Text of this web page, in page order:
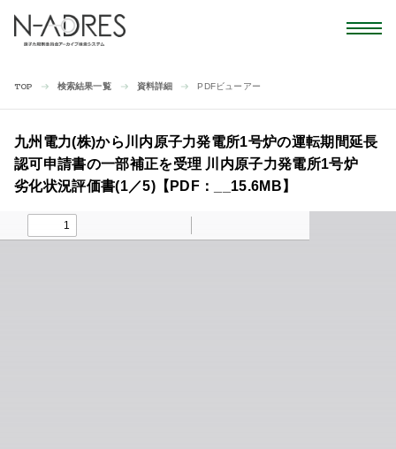
TOP 検索結果一覧 資料詳細 PDFビューアー
九州電力(株)から川内原子力発電所1号炉の運転期間延長
認可申請書の一部補正を受理 川内原子力発電所1号炉
劣化状況評価書(1／5)【PDF：__15.6MB】